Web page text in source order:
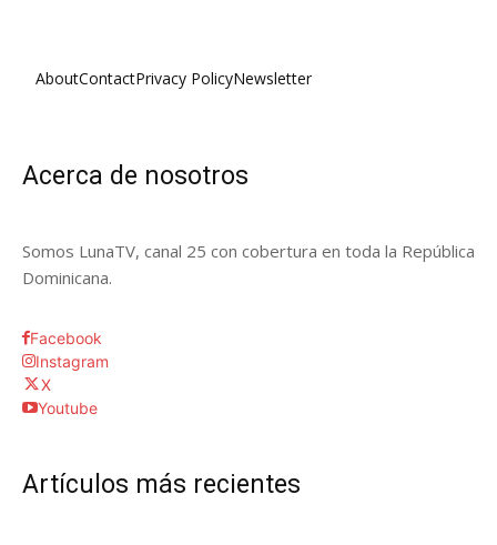
AboutContactPrivacy PolicyNewsletter
Acerca de nosotros
Somos LunaTV, canal 25 con cobertura en toda la República
Dominicana.
Facebook
Instagram
X
Youtube
Artículos más recientes